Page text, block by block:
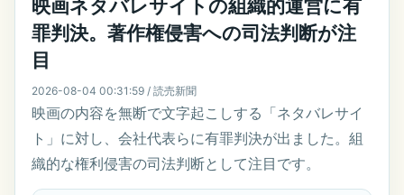
映画ネタバレサイトの組織的運営に有
罪判決。著作権侵害への司法判断が注
目
2026-08-04 00:31:59 / 読売新聞
映画の内容を無断で文字起こしする「ネタバレサイ
ト」に対し、会社代表らに有罪判決が出ました。組
織的な権利侵害の司法判断として注目です。